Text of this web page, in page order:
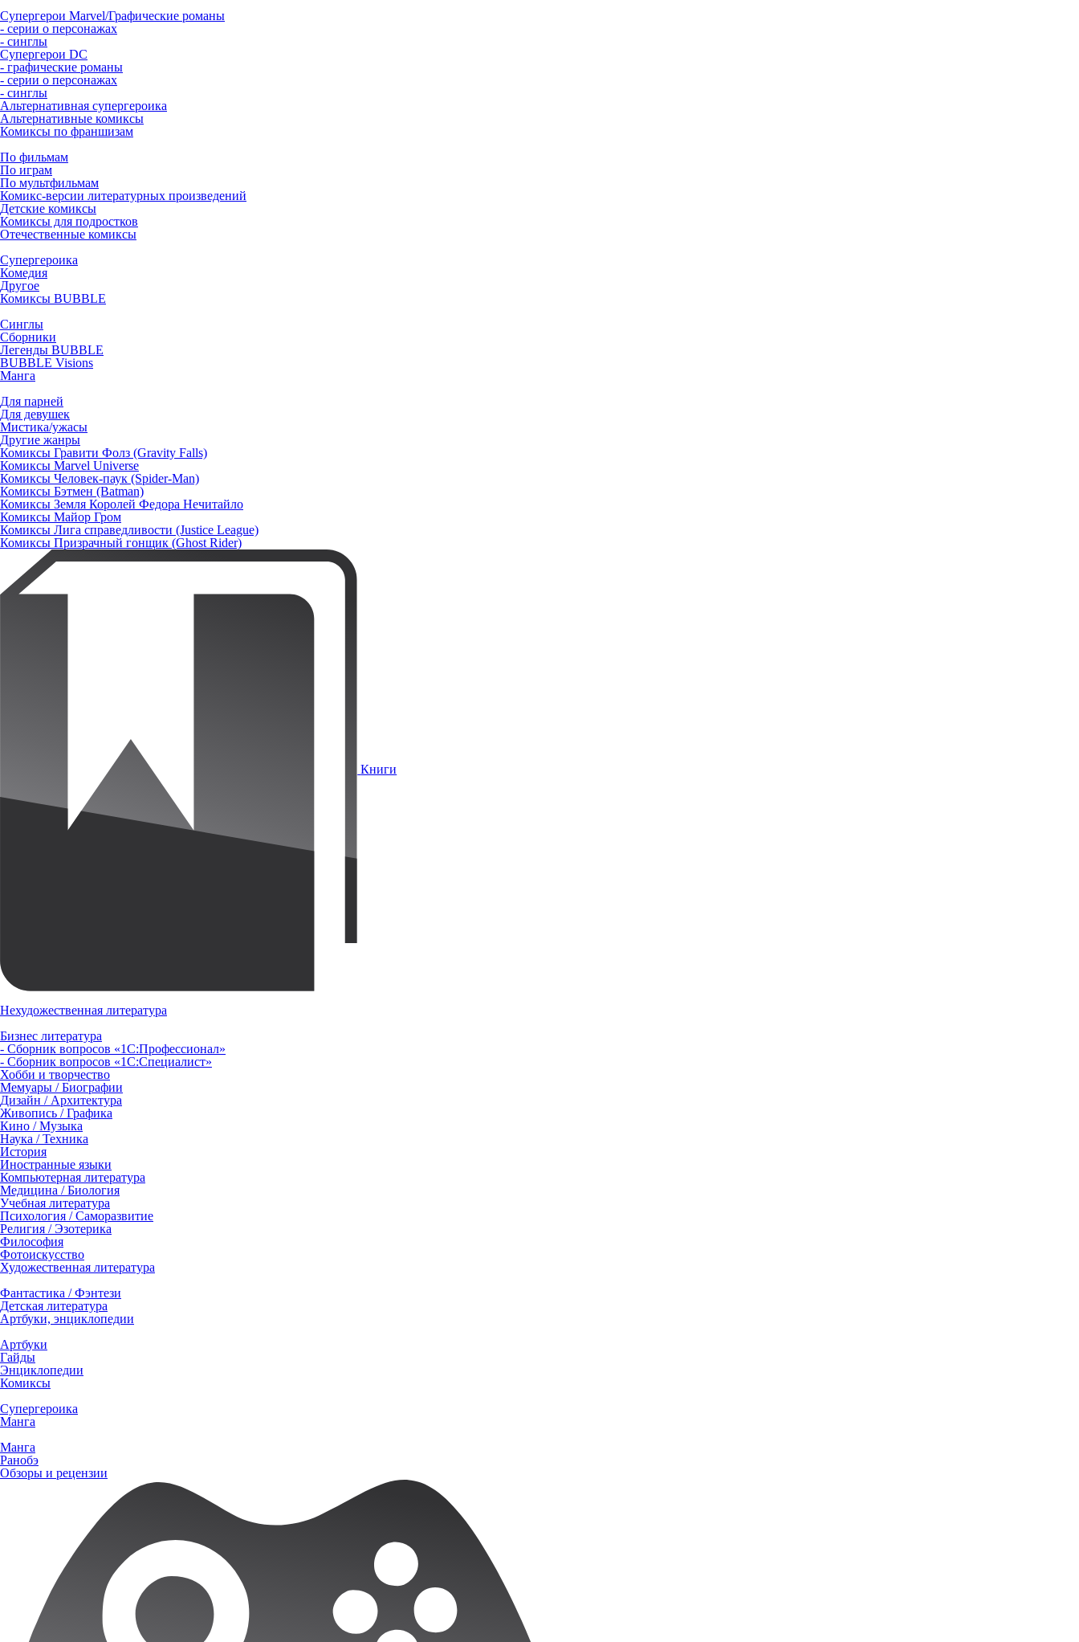
Супергерои Marvel/Графические романы
- серии о персонажах
- синглы
Супергерои DC
- графические романы
- серии о персонажах
- синглы
Альтернативная супергероика
Альтернативные комиксы
Комиксы по франшизам
По фильмам
По играм
По мультфильмам
Комикс-версии литературных произведений
Детские комиксы
Комиксы для подростков
Отечественные комиксы
Супергероика
Комедия
Другое
Комиксы BUBBLE
Синглы
Сборники
Легенды BUBBLE
BUBBLE Visions
Манга
Для парней
Для девушек
Мистика/ужасы
Другие жанры
Комиксы Гравити Фолз (Gravity Falls)
Комиксы Marvel Universe
Комиксы Человек-паук (Spider-Man)
Комиксы Бэтмен (Batman)
Комиксы Земля Королей Федора Нечитайло
Комиксы Майор Гром
Комиксы Лига справедливости (Justice League)
Комиксы Призрачный гонщик (Ghost Rider)
Книги
Нехудожественная литература
Бизнес литература
- Сборник вопросов «1С:Профессионал»
- Сборник вопросов «1С:Специалист»
Хобби и творчество
Мемуары / Биографии
Дизайн / Архитектура
Живопись / Графика
Кино / Музыка
Наука / Техника
История
Иностранные языки
Компьютерная литература
Медицина / Биология
Учебная литература
Психология / Саморазвитие
Религия / Эзотерика
Философия
Фотоискусство
Художественная литература
Фантастика / Фэнтези
Детская литература
Артбуки, энциклопедии
Артбуки
Гайды
Энциклопедии
Комиксы
Супергероика
Манга
Манга
Ранобэ
Обзоры и рецензии